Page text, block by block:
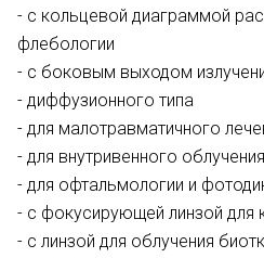
- с кольцевой диаграммой
флебологии
- с боковым выходом
- диффузионного типа
- для малотравматичного
- для внутривенного
- для офтальмологии и
- с фокусирующей линзой для
- с линзой для облучения